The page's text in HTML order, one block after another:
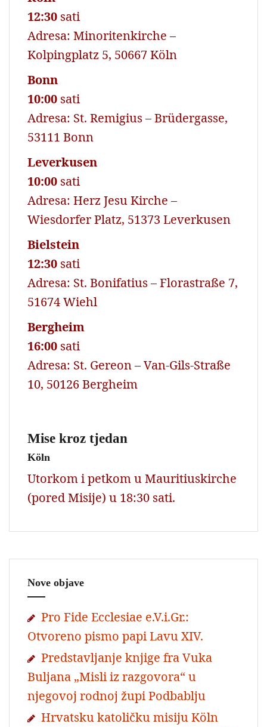
12:30 sati
Adresa: Minoritenkirche –
Kolpingplatz 5, 50667 Köln
Bonn
10:00 sati
Adresa: St. Remigius – Brüdergasse,
53111 Bonn
Leverkusen
10:00 sati
Adresa: Herz Jesu Kirche –
Wiesdorfer Platz, 51373 Leverkusen
Bielstein
12:30 sati
Adresa: St. Bonifatius – Florastraße 7,
51674 Wiehl
Bergheim
16:00 sati
Adresa: St. Gereon – Van-Gils-Straße
10, 50126 Bergheim
Mise kroz tjedan
Köln
Utorkom i petkom u Mauritiuskirche
(pored Misije) u 18:30 sati.
Nove objave
Pro Fide Ecclesiae e.V.i.Gr.:
Otvoreno pismo papi Lavu XIV.
Predstavljanje knjige fra Vuka
Buljana „Misli iz razgovora“ u
njegovoj rodnoj župi Podbablju
Hrvatsku katoličku misiju Köln